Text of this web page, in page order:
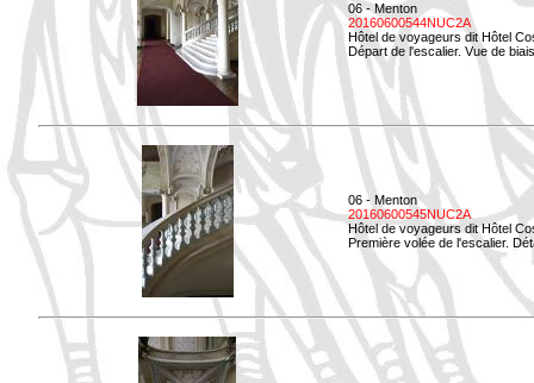
06 - Menton
20160600544NUC2A
Hôtel de voyageurs dit Hôtel
Départ de l'escalier. Vue de
06 - Menton
20160600545NUC2A
Hôtel de voyageurs dit Hôtel
Première volée de l'escalier.